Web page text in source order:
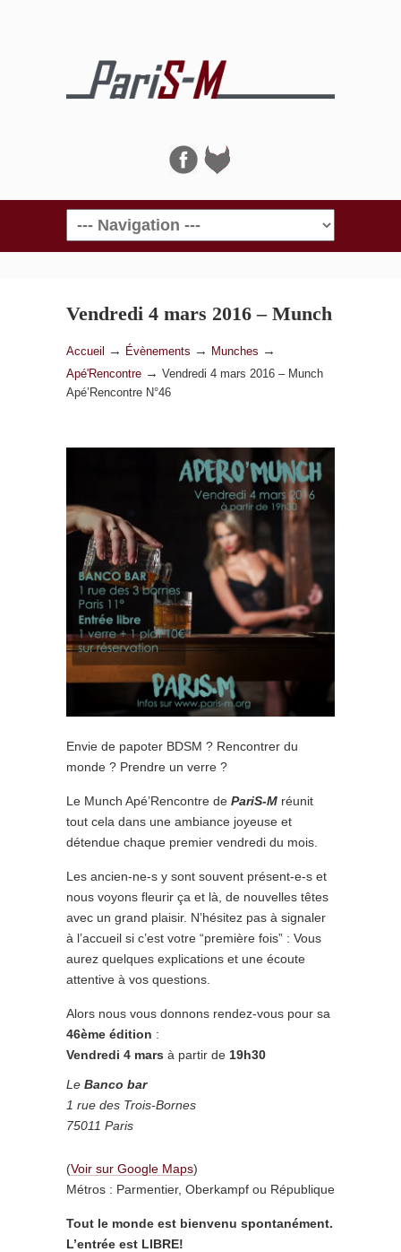
Navigation
Vendredi 4 mars 2016 – Munch
Apé’Rencontre N°46
Accueil → Évènements → Munches →
Apé'Rencontre → Vendredi 4 mars 2016 – Munch
Apé’Rencontre N°46
Envie de papoter BDSM ? Rencontrer du
monde ? Prendre un verre ?
Le Munch Apé’Rencontre de PariS-M réunit
tout cela dans une ambiance joyeuse et
détendue chaque premier vendredi du mois.
Les ancien-ne-s y sont souvent présent-e-s et
nous voyons fleurir ça et là, de nouvelles têtes
avec un grand plaisir. N’hésitez pas à signaler
à l’accueil si c’est votre “première fois” : Vous
aurez quelques explications et une écoute
attentive à vos questions.
Alors nous vous donnons rendez-vous pour sa
46ème édition :
Vendredi 4 mars à partir de 19h30
Le Banco bar
1 rue des Trois-Bornes
75011 Paris
(Voir sur Google Maps)
Métros : Parmentier, Oberkampf ou République
Tout le monde est bienvenu spontanément.
L’entrée est LIBRE!